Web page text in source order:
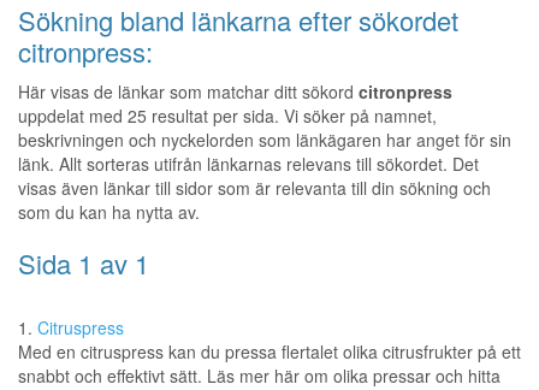
Sökning bland länkarna efter sökordet
citronpress:
Här visas de länkar som matchar ditt sökord citronpress
uppdelat med 25 resultat per sida. Vi söker på namnet,
beskrivningen och nyckelorden som länkägaren har anget för sin
länk. Allt sorteras utifrån länkarnas relevans till sökordet. Det
visas även länkar till sidor som är relevanta till din sökning och
som du kan ha nytta av.
Sida 1 av 1
1. Citruspress
Med en citruspress kan du pressa flertalet olika citrusfrukter på ett
snabbt och effektivt sätt. Läs mer här om olika pressar och hitta